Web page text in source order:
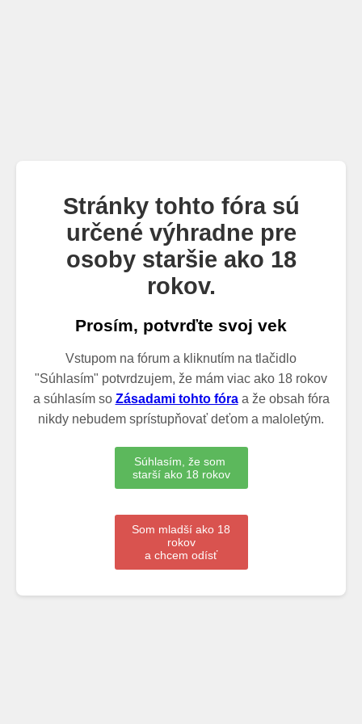
Stránky tohto fóra sú
určené výhradne pre
osoby staršie ako 18
rokov.
Prosím, potvrďte svoj vek
Vstupom na fórum a kliknutím na tlačidlo
"Súhlasím" potvrdzujem, že mám viac ako 18 rokov
a súhlasím so Zásadami tohto fóraa že obsah fóra
nikdy nebudem sprístupňovať deťom a maloletým.
Súhlasím, že som
starší ako 18 rokov
Som mladší ako 18
rokov
a chcem odísť